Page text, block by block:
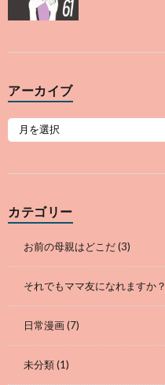
アーカイブ
カテゴリー
お前の母親はどこだ(3)
それでもママ友になれますか？
日常漫画(7)
未分類(1)